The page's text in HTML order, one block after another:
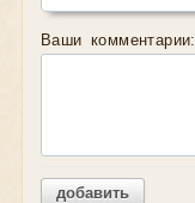
Ваши комментарии:
добавить